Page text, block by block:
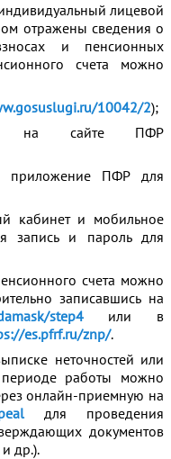
лицевой
отражены сведения о
и пенсионных
счета можно
10042/2);
на сайте ПФР
приложение ПФР для
и мобильное
запись и пароль для
счета можно
записавшись на
step4или в
es.pfrf.ru/znp/.
неточностей или
периоде работы можно
онлайн-приемную на
для проведения
документов
др.).